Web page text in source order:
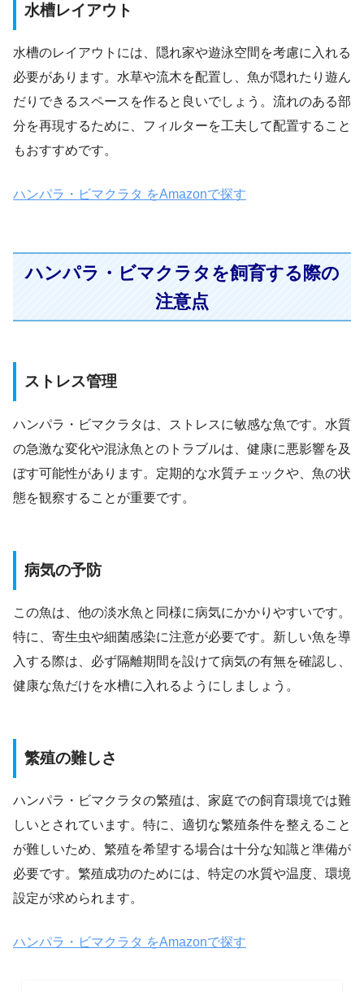
水槽レイアウト
水槽のレイアウトには、隠れ家や遊泳空間を考慮に入れる
必要があります。水草や流木を配置し、魚が隠れたり遊ん
だりできるスペースを作ると良いでしょう。流れのある部
分を再現するために、フィルターを工夫して配置すること
もおすすめです。
ハンパラ・ビマクラタ をAmazonで探す
ハンパラ・ビマクラタを飼育する際の
注意点
ストレス管理
ハンパラ・ビマクラタは、ストレスに敏感な魚です。水質
の急激な変化や混泳魚とのトラブルは、健康に悪影響を及
ぼす可能性があります。定期的な水質チェックや、魚の状
態を観察することが重要です。
病気の予防
この魚は、他の淡水魚と同様に病気にかかりやすいです。
特に、寄生虫や細菌感染に注意が必要です。新しい魚を導
入する際は、必ず隔離期間を設けて病気の有無を確認し、
健康な魚だけを水槽に入れるようにしましょう。
繁殖の難しさ
ハンパラ・ビマクラタの繁殖は、家庭での飼育環境では難
しいとされています。特に、適切な繁殖条件を整えること
が難しいため、繁殖を希望する場合は十分な知識と準備が
必要です。繁殖成功のためには、特定の水質や温度、環境
設定が求められます。
ハンパラ・ビマクラタ をAmazonで探す